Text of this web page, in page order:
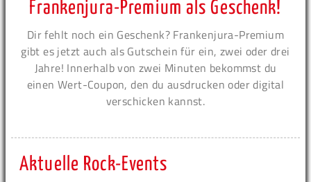
Frankenjura-Premium als Geschenk!
Dir fehlt noch ein Geschenk? Frankenjura-Premium
gibt es jetzt auch als Gutschein für ein, zwei oder drei
Jahre! Innerhalb von zwei Minuten bekommst du
einen Wert-Coupon, den du ausdrucken oder digital
verschicken kannst.
Aktuelle Rock-Events